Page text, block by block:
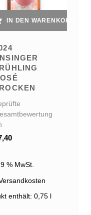
IN DEN WARENKORB
% MwSt.
enthält: 0,75